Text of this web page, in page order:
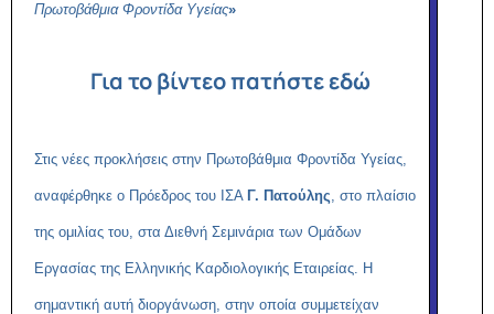
Πρωτοβάθμια Φροντίδα Υγείας»
Για το βίντεο πατήστε εδώ
Στις νέες προκλήσεις στην Πρωτοβάθμια Φροντίδα Υγείας,
αναφέρθηκε ο Πρόεδρος του ΙΣΑ Γ. Πατούλης, στο πλαίσιο
της ομιλίας του, στα Διεθνή Σεμινάρια των Ομάδων
Εργασίας της Ελληνικής Καρδιολογικής Εταιρείας. Η
σημαντική αυτή διοργάνωση, στην οποία συμμετείχαν